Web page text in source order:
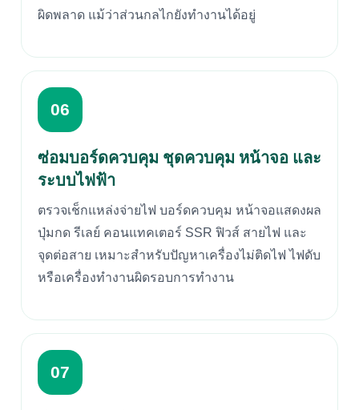
ผิดพลาด แม้ว่าส่วนกลไกยังทำงานได้อยู่
06
ซ่อมบอร์ดควบคุม ชุดควบคุม หน้าจอ และ
ระบบไฟฟ้า
ตรวจเช็กแหล่งจ่ายไฟ บอร์ดควบคุม หน้าจอแสดงผล
ปุ่มกด รีเลย์ คอนแทคเตอร์ SSR ฟิวส์ สายไฟ และ
จุดต่อสาย เหมาะสำหรับปัญหาเครื่องไม่ติดไฟ ไฟดับ
หรือเครื่องทำงานผิดรอบการทำงาน
07